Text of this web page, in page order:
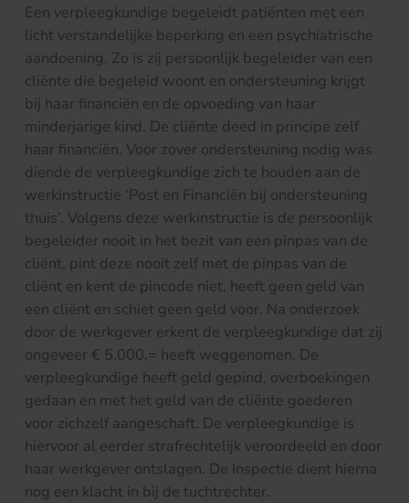
Een verpleegkundige begeleidt patiënten met een
licht verstandelijke beperking en een psychiatrische
aandoening. Zo is zij persoonlijk begeleider van een
cliënte die begeleid woont en ondersteuning krijgt
bij haar financiën en de opvoeding van haar
minderjarige kind. De cliënte deed in principe zelf
haar financiën. Voor zover ondersteuning nodig was
diende de verpleegkundige zich te houden aan de
werkinstructie ‘Post en Financiën bij ondersteuning
thuis’. Volgens deze werkinstructie is de persoonlijk
begeleider nooit in het bezit van een pinpas van de
cliënt, pint deze nooit zelf met de pinpas van de
cliënt en kent de pincode niet, heeft geen geld van
een cliënt en schiet geen geld voor. Na onderzoek
door de werkgever erkent de verpleegkundige dat zij
ongeveer € 5.000,= heeft weggenomen. De
verpleegkundige heeft geld gepind, overboekingen
gedaan en met het geld van de cliënte goederen
voor zichzelf aangeschaft. De verpleegkundige is
hiervoor al eerder strafrechtelijk veroordeeld en door
haar werkgever ontslagen. De Inspectie dient hierna
nog een klacht in bij de tuchtrechter.